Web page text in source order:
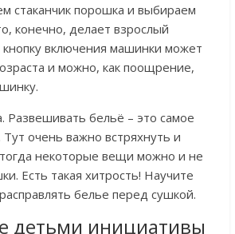
стаканчик порошка и выбираем
конечно, делает взрослый
кнопку включения машинки может
и можно, как поощрение,
Развешивать бельё – это самое
очень важно встряхнуть и
некоторые вещи можно и не
Есть такая хитрость! Научите
белье перед сушкой.
детьми инициативы